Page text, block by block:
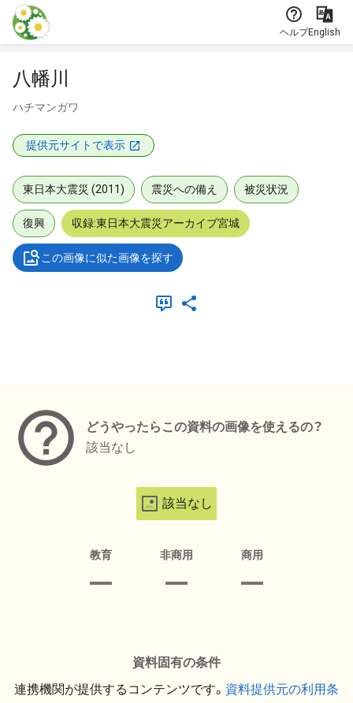
本文に飛ぶ
ヘルプEnglish
八幡川
ハチマンガワ
提供元サイトで表示
東日本大震災 (2011) 震災への備え 被災状況
復興 収録:東日本大震災アーカイブ宮城
この画像に似た画像を探す
どうやったらこの資料の画像を使えるの？
該当なし
該当なし
教育 非商用 商用
資料固有の条件
連携機関が提供するコンテンツです。 資料提供元の利用条